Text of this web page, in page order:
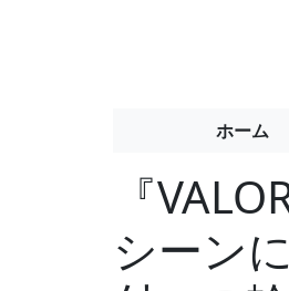
ホーム
『
シーン